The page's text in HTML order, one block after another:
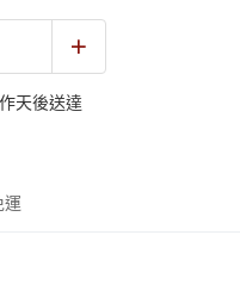
天後送達
運